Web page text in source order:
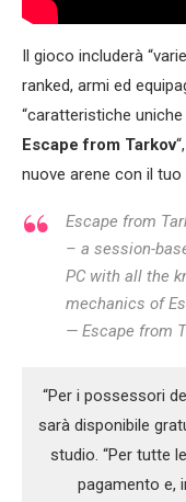
Il gioco includerà
ranked, armi ed
“caratteristiche
Escape from Tarkov
nuove arene con il
Escape from
– a session-
PC with all the
mechanics of
— Escape from
“Per i possessori
sarà disponibile
studio. “Per tutte
pagamento e,